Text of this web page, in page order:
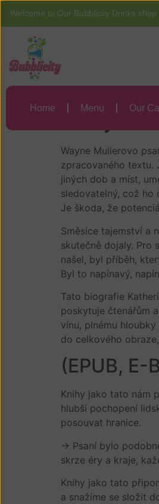
Welcome to Our Bubblicity Drinks shop
Home Menu Our
Wayne Mullerovo
zpracovaného textu.
jiných dob a míst,
sledovatelný, což ho
Je škoda, že
Směsice tajemství a
skutečně dojaly. Pro
našel, byl příběh,
Byl to napínavý,
Tato biografie
poskytuje čtenářům
vínu, plnému
do celkového
(EPUB,
Knihy jako tato nám
hlubší pochopení
posouvat hranice.
-> Psaní bylo
skrze éry a kraje,
Knihy jako tato
a snažíme se složit